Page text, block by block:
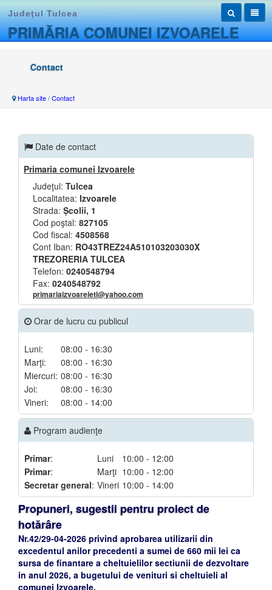
Judeţul Tulcea
PRIMĂRIA COMUNEI IZVOARELE
Contact
Harta site/Contact
Date de contact
Primaria comunei Izvoarele
Judeţul: Tulcea
Localitatea: Izvoarele
Strada: Școlii, 1
Cod poştal: 827105
Cod fiscal: 4508568
Cont Iban: RO43TREZ24A510103203030X
TREZORERIA TULCEA
Telefon: 0240548794
Fax: 0240548792
primariaizvoareletl@yahoo.com
Orar de lucru cu publicul
Luni:
08:00 - 16:30
Marţi:
08:00 - 16:30
Miercuri: 08:00 - 16:30
Joi:
08:00 - 16:30
Vineri:
08:00 - 14:00
Program audienţe
Primar: Luni
10:00 - 12:00
Primar: Marţi 10:00 - 12:00
Secretar general: Vineri 10:00 - 14:00
Propuneri, sugestii pentru proiect de
hotărâre
Nr.42/29-04-2026 privind aprobarea utilizarii din
excedentul anilor precedenti a sumei de 660 mii lei ca
sursa de finantare a cheltuielilor sectiunii de dezvoltare
in anul 2026, a bugetului de venituri si cheltuieli al
comunei Izvoarele.